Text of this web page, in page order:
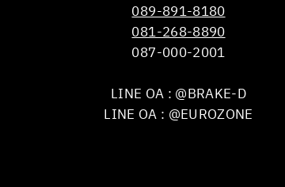
089-891-8180
081-268-8890
087-000-2001
LINE OA : @BRAKE-D
LINE OA : @EUROZONE